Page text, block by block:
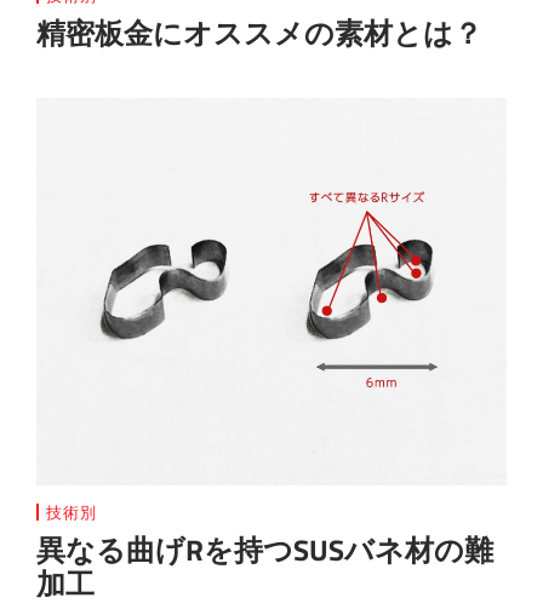
精密板金にオススメの素材とは？
技術別
異なる曲げRを持つSUSバネ材の難
加工